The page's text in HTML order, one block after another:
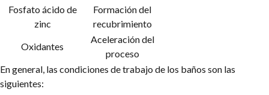
Fosfato ácido de
zinc
Formación del
recubrimiento
Oxidantes
Aceleración del
proceso
En general, las condiciones de trabajo de los baños son las
siguientes: